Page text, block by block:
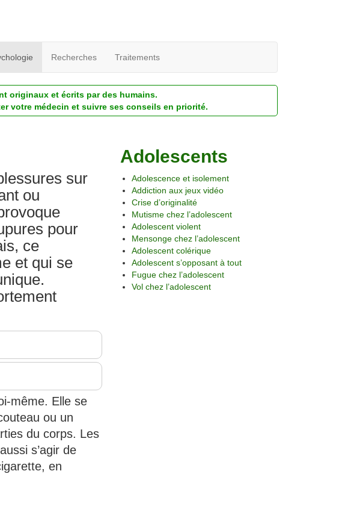
Recherches Traitements
originaux et écrits par des humains.
votre médecin et suivre ses conseils en priorité.
sur
ou
pour
ce
et qui se
même. Elle se
ou un
du corps. Les
s’agir de
en
Adolescents
Adolescence et isolement
Addiction aux jeux vidéo
Crise d’originalité
Mutisme chez l’adolescent
Adolescent violent
Mensonge chez l’adolescent
Adolescent colérique
Adolescent s’opposant à tout
Fugue chez l’adolescent
Vol chez l’adolescent